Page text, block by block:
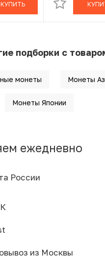
КУПИТЬ
подборки с
монеты Монеты
Монеты Японии
ежедневно
России
из Москвы